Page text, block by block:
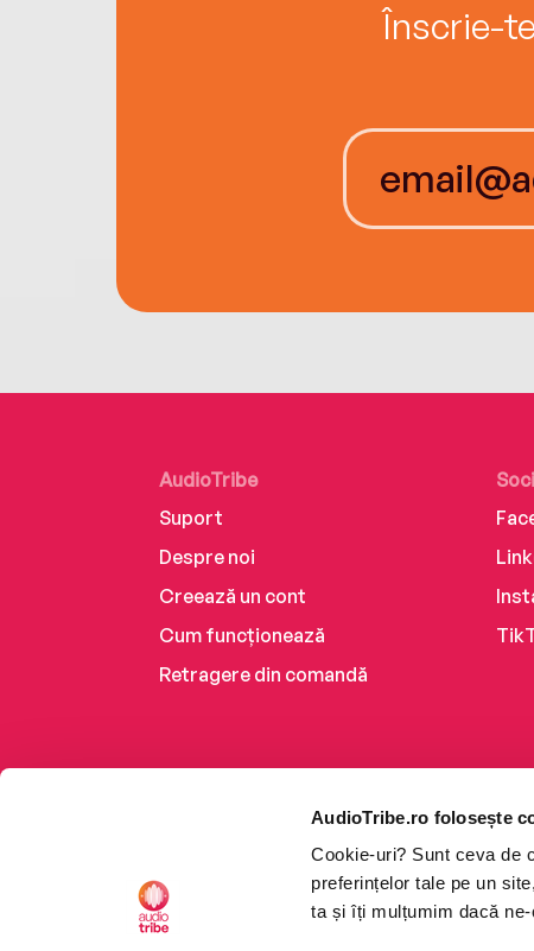
AudioTribe.ro folosește
Cookie-uri? Sunt ceva de
preferințelor tale pe un
ta și îți mulțumim dacă
Înscrie-
AudioTribe
Suport
Despre noi
Creează un cont
Cum funcționează
Retragere din comandă